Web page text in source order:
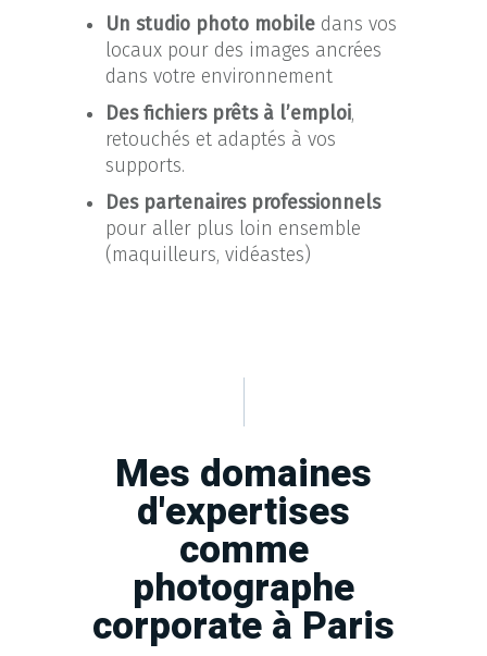
Un studio photo mobiledans vos
locaux pour des images ancrées
dans votre environnement
Des fichiers prêts à l’emploi,
retouchés et adaptés à vos
supports.
Des partenaires professionnels
pour aller plus loin ensemble
(maquilleurs, vidéastes)
Mes domaines
d'expertises
comme
photographe
corporate à Paris